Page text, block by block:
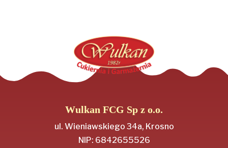
Wulkan FCG Sp z o.o.
ul. Wieniawskiego 34a, Krosno
NIP: 6842655526